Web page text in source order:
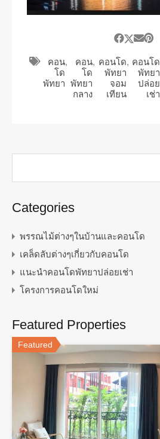
คอน
โด
พัทยา
,
คอน
โด
พัทยา
กลาง
, คอนโด
พัทยา
จอม
เทียน
, คอนโด
พัทยา
ปล่อย
เช่า
Categories
พรรณไม้ต่างๆในบ้านและคอนโด
เคล็ดลับต่างๆเกี่ยวกับคอนโด
แนะนำคอนโดพัทยาปล่อยเช่า
โครงการคอนโดใหม่
Featured Properties
Featured